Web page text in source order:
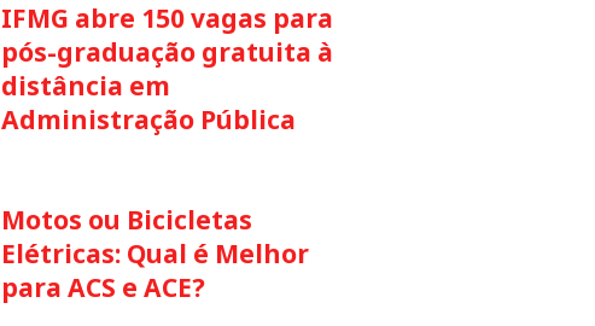
IFMG abre 150 vagas para
pós-graduação gratuita à
distância em
Administração Pública
Motos ou Bicicletas
Elétricas: Qual é Melhor
para ACS e ACE?